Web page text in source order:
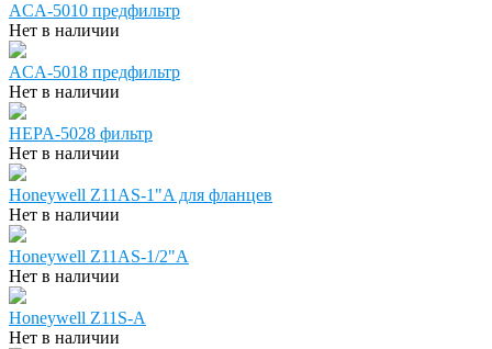
ACA-5010 предфильтр
Нет в наличии
ACA-5018 предфильтр
Нет в наличии
HEPA-5028 фильтр
Нет в наличии
Honeywell Z11AS-1"A для фланцев
Нет в наличии
Honeywell Z11AS-1/2"A
Нет в наличии
Honeywell Z11S-A
Нет в наличии